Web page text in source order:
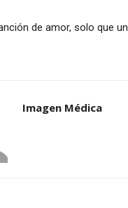
de amor, solo que un
Imagen Médica